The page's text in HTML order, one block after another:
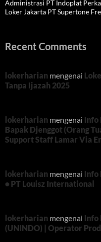
Administrasi PT Indoplat
Loker Jakarta PT Supertone
Recent Comments
lokerharian mengenai
Tanpa Ijazah 2025
lokerharian mengenai Info
Bapak Djenggot (Orang
Support Staff Lamar Via
lokerharian mengenai Info
• PT Louisz International
lokerharian mengenai Info
(UNINDO) | Operator